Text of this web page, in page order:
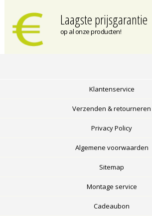
Laagste prijsgarantie
op al onze producten!
Klantenservice
Verzenden & retourneren
Privacy Policy
Algemene voorwaarden
Sitemap
Montage service
Cadeaubon